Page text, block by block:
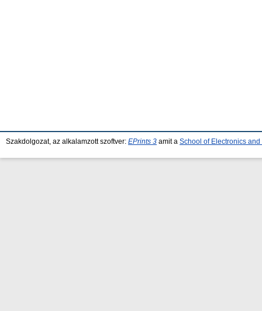
Szakdolgozat, az alkalamzott szoftver: EPrints 3 amit a School of Electronics